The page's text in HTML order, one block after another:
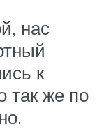
нас
к
так же по